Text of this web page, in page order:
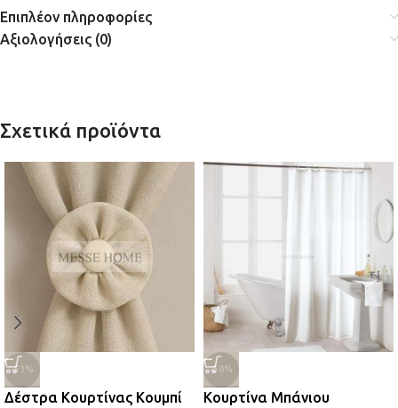
Επιπλέον πληροφορίες
Αξιολογήσεις (0)
Σχετικά προϊόντα
-51%
Δέστρα Κουρτίνας Κουμπί
-50%
Κουρτίνα Μπάνιου